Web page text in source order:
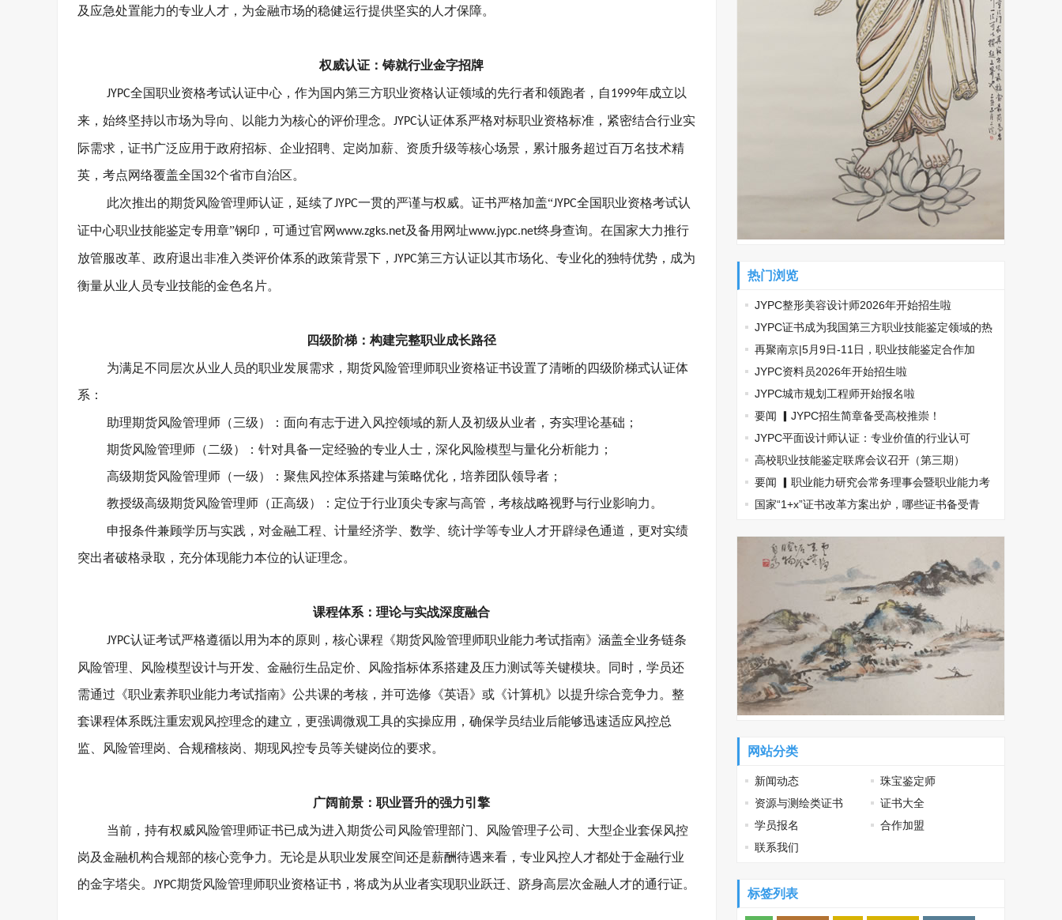
及应急处置能力的专业人才，为金融市场的稳健运行提供坚实的人才保障。
权威认证：铸就行业金字招牌
JYPC全国职业资格考试认证中心，作为国内第三方职业资格认证领域的先行者和领跑者，自1999年成立以
来，始终坚持以市场为导向、以能力为核心的评价理念。 JYPC认证体系严格对标职业资格标准，紧密结合行业实
际需求，证书广泛应用于政府招标、企业招聘、定岗加薪、资质升级等核心场景，累计服务超过百万名技术精
英，考点网络覆盖全国 32个省市自治区。
此次推出的期货风险管理师认证，延续了JYPC一贯的严谨与权威。证书严格加盖“JYPC全国职业资格考试认
证中心职业技能鉴定专用章”钢印，可通过官网www.zgks.net及备用网址www.jypc.net终身查询。在国家大力推行
放管服改革、政府退出非准入类评价体系的政策背景下， JYPC第三方认证以其市场化、专业化的独特优势，成为
衡量从业人员专业技能的金色名片。
四级阶梯：构建完整职业成长路径
为满足不同层次从业人员的职业发展需求，期货风险管理师职业资格证书设置了清晰的四级阶梯式认证体
系：
助理期货风险管理师（三级）：面向有志于进入风控领域的新人及初级从业者，夯实理论基础；
期货风险管理师（二级）：针对具备一定经验的专业人士，深化风险模型与量化分析能力；
高级期货风险管理师（一级）：聚焦风控体系搭建与策略优化，培养团队领导者；
教授级高级期货风险管理师（正高级）：定位于行业顶尖专家与高管，考核战略视野与行业影响力。
申报条件兼顾学历与实践，对金融工程、计量经济学、数学、统计学等专业人才开辟绿色通道，更对实绩
突出者破格录取，充分体现能力本位的认证理念。
课程体系：理论与实战深度融合
JYPC认证考试严格遵循以用为本的原则，核心课程《期货风险管理师职业能力考试指南》涵盖全业务链条
风险管理、风险模型设计与开发、金融衍生品定价、风险指标体系搭建及压力测试等关键模块。同时，学员还
需通过《职业素养职业能力考试指南》公共课的考核，并可选修《英语》或《计算机》以提升综合竞争力。整
套课程体系既注重宏观风控理念的建立，更强调微观工具的实操应用，确保学员结业后能够迅速适应风控总
监、风险管理岗、合规稽核岗、期现风控专员等关键岗位的要求。
广阔前景：职业晋升的强力引擎
当前，持有权威风险管理师证书已成为进入期货公司风险管理部门、风险管理子公司、大型企业套保风控
岗及金融机构合规部的核心竞争力。无论是从职业发展空间还是薪酬待遇来看，专业风控人才都处于金融行业
的金字塔尖。 JYPC期货风险管理师职业资格证书，将成为从业者实现职业跃迁、跻身高层次金融人才的通行证。
热门浏览
JYPC整形美容设计师2026年开始招生啦
​JYPC证书成为我国第三方职业技能鉴定领域的热
门话题
再聚南京|5月9日-11日，职业技能鉴定合作加
盟，南京国际展览中心见！
JYPC资料员2026年开始招生啦
JYPC城市规划工程师开始报名啦
要闻 ▎JYPC招生简章备受高校推崇！
JYPC平面设计师认证：专业价值的行业认可
高校职业技能鉴定联席会议召开（第三期）
要闻 ▎职业能力研究会常务理事会暨职业能力考
试指南丛书主编会(图文)
国家“1+x”证书改革方案出炉，哪些证书备受青
网站分类
新闻动态
珠宝鉴定师
资源与测绘类证书
证书大全
学员报名
合作加盟
联系我们
标签列表